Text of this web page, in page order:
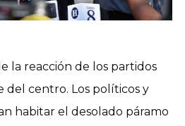
la reacción de los partidos
del centro. Los políticos y
habitar el desolado páramo